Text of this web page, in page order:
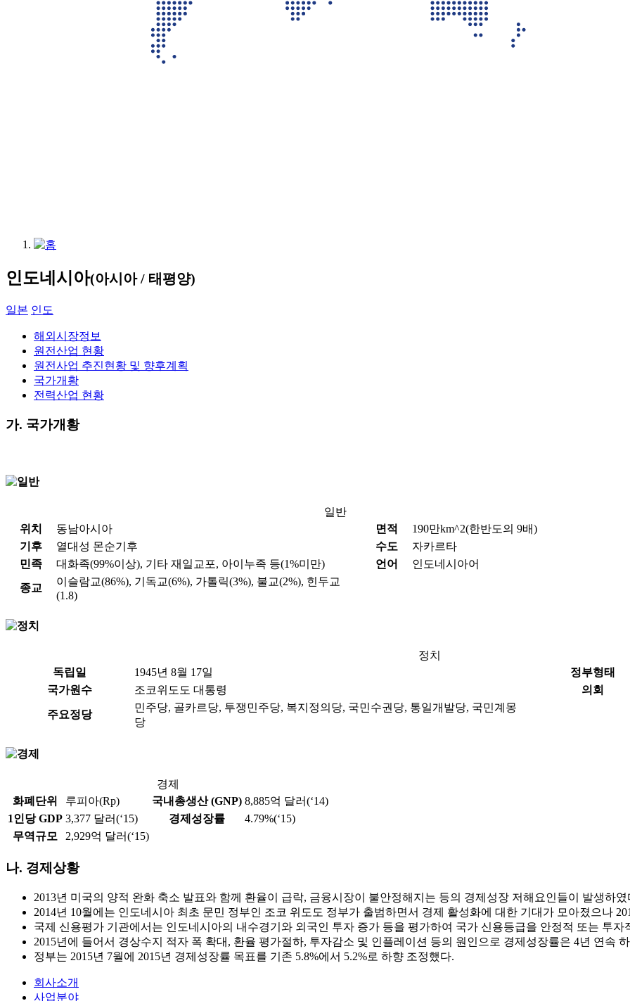
인도네시아(아시아 / 태평양)
일본 인도
해외시장정보
원전산업 현황
원전사업 추진현황 및 향후계획
국가개황
전력산업 현황
가. 국가개황
일반
위치
동남아시아 면적
190만km^2(한반도의 9배)
기후
열대성 몬순기후 수도
자카르타
민족
대화족(99%이상), 기타 재일교포, 아이누족 등(1%미만) 언어
인도네시아어
종교
이슬람교(86%), 기독교(6%), 가톨릭(3%), 불교(2%), 힌두교
(1.8)
정치
독립일
1945년 8월 17일 정부형태
국가원수
조코위도도 대통령 의회
주요정당
민주당, 골카르당, 투쟁민주당, 복지정의당, 국민수권당, 통일개발당, 국민계몽
당
경제
화폐단위
루피아(Rp) 국내총생산 (GNP) 8,885억 달러(‘14)
1인당 GDP 3,377 달러(‘15) 경제성장률
4.79%(‘15)
무역규모
2,929억 달러(‘15)
나. 경제상황
2013년 미국의 양적 완화 축소 발표와 함께 환율이 급락, 금융시장이 불안정해지는 등의 경제성장 저해요인들이 발생하였
2014년 10월에는 인도네시아 최초 문민 정부인 조코 위도도 정부가 출범하면서 경제 활성화에 대한 기대가 모아졌으나
국제 신용평가 기관에서는 인도네시아의 내수경기와 외국인 투자 증가 등을 평가하여 국가 신용등급을 안정적 또는 투자
2015년에 들어서 경상수지 적자 폭 확대, 환율 평가절하, 투자감소 및 인플레이션 등의 원인으로 경제성장률은 4년 연속
정부는 2015년 7월에 2015년 경제성장률 목표를 기존 5.8%에서 5.2%로 하향 조정했다.
회사소개
사업분야